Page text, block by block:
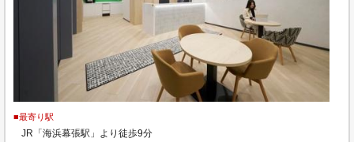
■最寄り駅
JR「海浜幕張駅」より徒歩9分